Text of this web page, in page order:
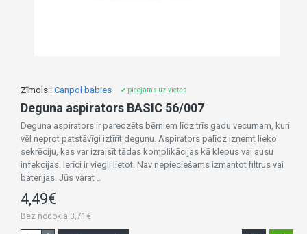
Zīmols:: Canpol babies ✔ pieejams uz vietas
Deguna aspirators BASIC 56/007
Deguna aspirators ir paredzēts bērniem līdz trīs gadu vecumam, kuri
vēl neprot patstāvīgi iztīrīt degunu. Aspirators palīdz izņemt lieko
sekrēciju, kas var izraisīt tādas komplikācijas kā klepus vai ausu
infekcijas. Ierīci ir viegli lietot. Nav nepieciešams izmantot filtrus vai
baterijas. Jūs varat ..
4,49€
Bez nodokļa:3,71€